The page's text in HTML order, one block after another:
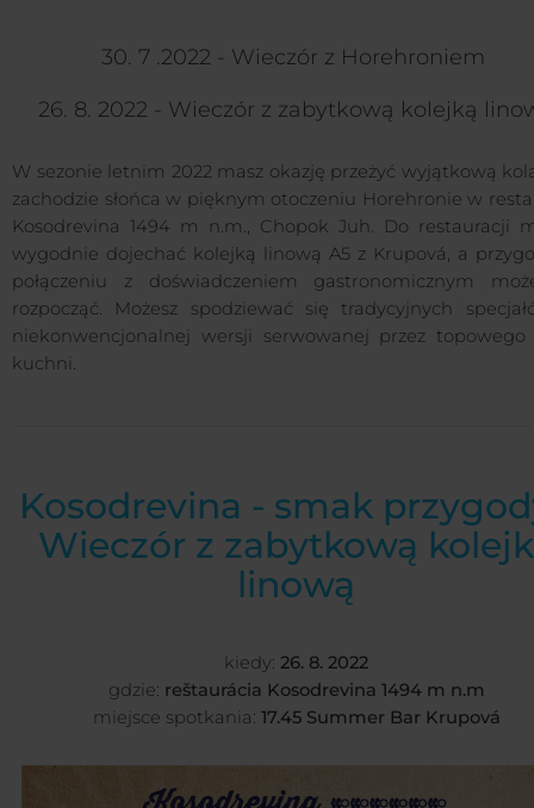
30. 7 .2022 - Wieczór z Horehroniem
26. 8. 2022 - Wieczór z zabytkową kolejką
W sezonie letnim 2022 masz okazję przeżyć wyjątkową
zachodzie słońca w pięknym otoczeniu Horehronie w
Kosodrevina 1494 m n.m., Chopok Juh. Do restauracji
wygodnie dojechać kolejką linową A5 z Krupová, a
połączeniu z doświadczeniem gastronomicznym
rozpocząć. Możesz spodziewać się tradycyjnych
niekonwencjonalnej wersji serwowanej przez topowego
kuchni.
Kosodrevina - smak
Wieczór z zabytkową
linową
kiedy: 26. 8. 2022
gdzie: reštaurácia Kosodrevina 1494 m n.m
miejsce spotkania: 17.45 Summer Bar Krupová